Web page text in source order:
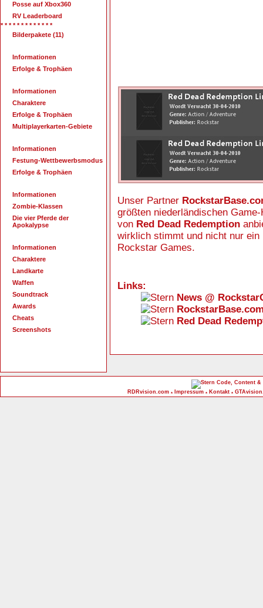
Posse auf Xbox360
RV Leaderboard
* * * * * * * * * * * * *
Bilderpakete (11)
Informationen
Erfolge & Trophäen
Informationen
Charaktere
Erfolge & Trophäen
Multiplayerkarten-Gebiete
Informationen
Festung-Wettbewerbsmodus
Erfolge & Trophäen
Informationen
Zombie-Klassen
Die vier Pferde der
Apokalypse
Informationen
Charaktere
Landkarte
Waffen
Soundtrack
Awards
Cheats
Screenshots
Unser Partner
größten niederländischen
von Red Dead Redemption
wirklich stimmt und nicht nur
Rockstar Games.
Links:
News @
Red Dead
Code, Content &
RDRvision.com * Impressum * Kontakt *